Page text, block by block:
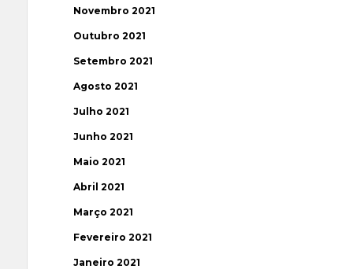
Novembro 2021
Outubro 2021
Setembro 2021
Agosto 2021
Julho 2021
Junho 2021
Maio 2021
Abril 2021
Março 2021
Fevereiro 2021
Janeiro 2021